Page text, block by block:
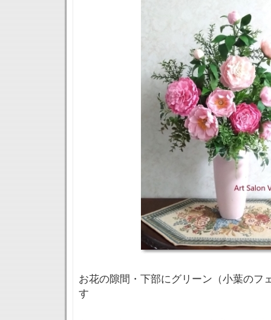
お花の隙間・下部にグリーン（小葉のフ
す